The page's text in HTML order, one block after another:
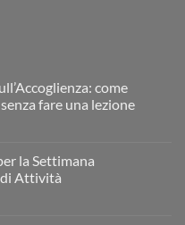
come
fare una lezione
la Settimana
di Attività